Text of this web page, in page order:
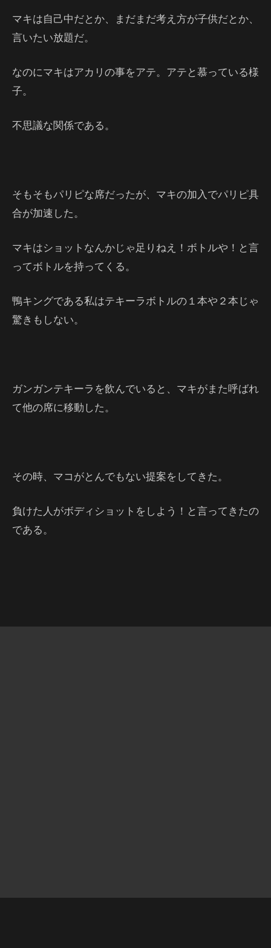
マキは自己中だとか、まだまだ考え方が子供だとか、
言いたい放題だ。
なのにマキはアカリの事をアテ。アテと慕っている様
子。
不思議な関係である。
そもそもパリピな席だったが、マキの加入でパリピ具
合が加速した。
マキはショットなんかじゃ足りねえ！ボトルや！と言
ってボトルを持ってくる。
鴨キングである私はテキーラボトルの１本や２本じゃ
驚きもしない。
ガンガンテキーラを飲んでいると、マキがまた呼ばれ
て他の席に移動した。
その時、マコがとんでもない提案をしてきた。
負けた人がボディショットをしよう！と言ってきたの
である。